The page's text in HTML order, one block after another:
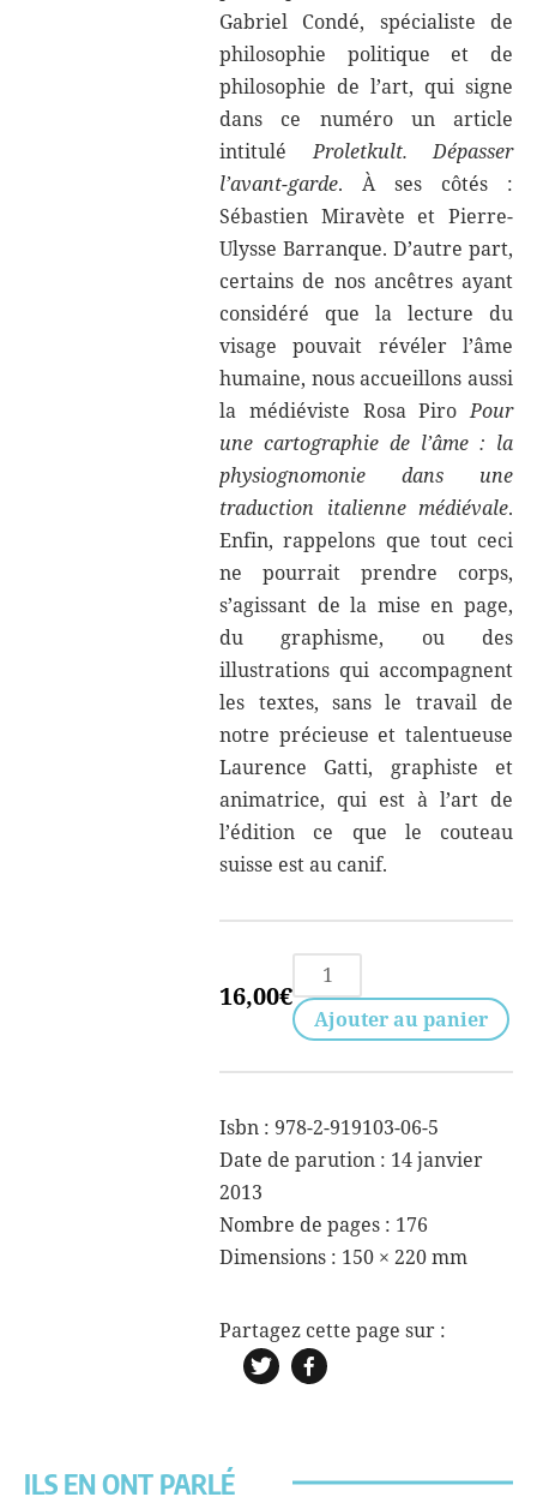
Gabriel Condé, spécialiste de
philosophie politique et de
philosophie de l’art, qui signe
dans ce numéro un article
intituléProletkult. Dépasser
l’avant-garde. À ses côtés :
Sébastien Miravète et Pierre-
Ulysse Barranque. D’autre part,
certains de nos ancêtres ayant
considéré que la lecture du
visage pouvait révéler l’âme
humaine, nous accueillons aussi
la médiéviste Rosa PiroPour
une cartographie de l’âme : la
physiognomonie dans une
traduction italienne médiévale.
Enfin, rappelons que tout ceci
ne pourrait prendre corps,
s’agissant de la mise en page,
du graphisme, ou des
illustrations qui accompagnent
les textes, sans le travail de
notre précieuse et talentueuse
Laurence Gatti, graphiste et
animatrice, qui est à l’art de
l’édition ce que le couteau
suisse est au canif.
16,00€
quantité
de
Gruppen
n°6
Ajouter au panier
Isbn : 978-2-919103-06-5
Date de parution : 14 janvier
2013
Nombre de pages : 176
Dimensions : 150 × 220 mm
ILS EN ONT PARLÉ